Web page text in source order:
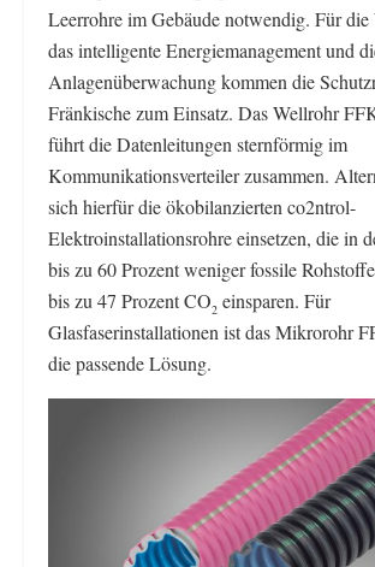
Leerrohre im Gebäude notwendig. Für die
das intelligente Energiemanagement und
Anlagenüberwachung kommen die
Fränkische zum Einsatz. Das Wellrohr
führt die Datenleitungen sternförmig im
Kommunikationsverteiler zusammen.
sich hierfür die ökobilanzierten co2ntrol-
Elektroinstallationsrohre einsetzen, die in
bis zu 60 Prozent weniger fossile
bis zu 47 Prozent CO2 einsparen. Für
Glasfaserinstallationen ist das Mikrorohr
die passende Lösung.